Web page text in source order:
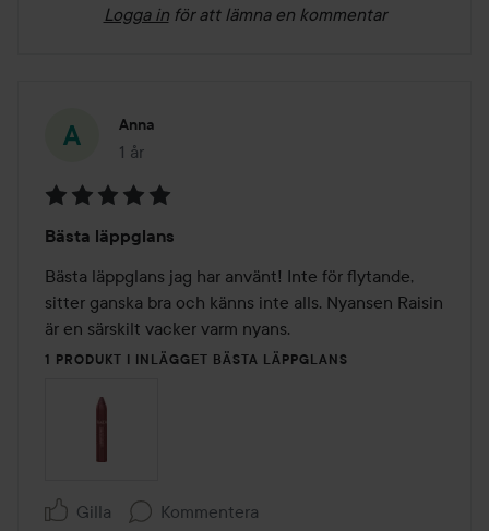
Logga in för att lämna en kommentar
Anna
1 år
Inlägget skapades 1 år
5
av
5
Bästa läppglans
Bästa läppglans jag har använt! Inte för flytande,
sitter ganska bra och känns inte alls. Nyansen Raisin
är en särskilt vacker varm nyans.
1 PRODUKT I INLÄGGET BÄSTA LÄPPGLANS
Gilla Kommentera